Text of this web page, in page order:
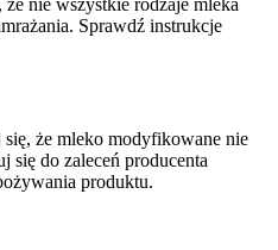
Sprawdź instrukcje
że mleko modyfikowane nie
się do zaleceń producenta
produktu.